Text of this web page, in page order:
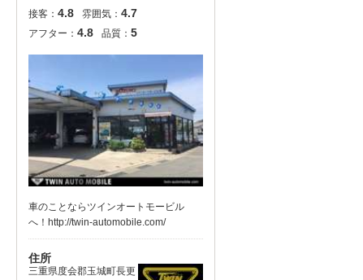
接客： 4.8 雰囲気： 4.7
アフター： 4.8 品質： 5
車のことならツインオートモービル
へ！http://twin-automobile.com/
住所
三重県度会郡玉城町長更